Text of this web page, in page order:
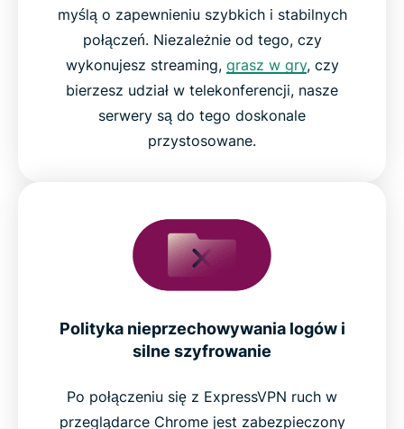
myślą o zapewnieniu szybkich i stabilnych
połączeń. Niezależnie od tego, czy
wykonujesz streaming, grasz w gry, czy
bierzesz udział w telekonferencji, nasze
serwery są do tego doskonale
przystosowane.
Polityka nieprzechowywania logów i
silne szyfrowanie
Po połączeniu się z ExpressVPN ruch w
przeglądarce Chrome jest zabezpieczony